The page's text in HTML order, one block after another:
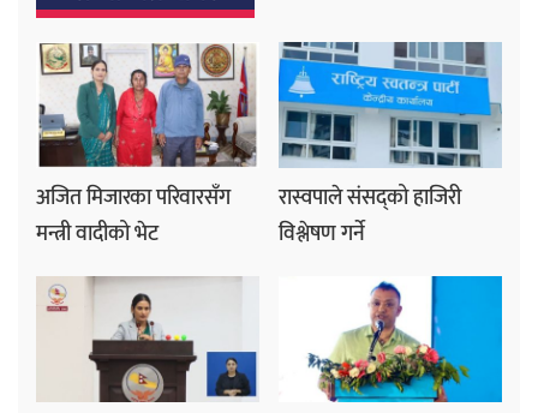
अजित मिजारका परिवारसँग
मन्त्री वादीको भेट
रास्वपाले संसद्को हाजिरी
विश्लेषण गर्ने